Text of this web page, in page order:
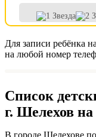
Для записи ребёнка
на любой номер
Список
г. Шелехов на
В городе Шелехове